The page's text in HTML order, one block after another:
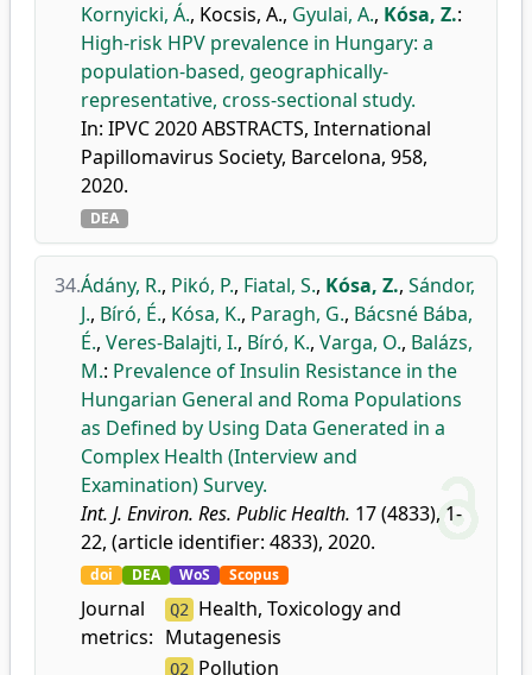
Kornyicki, Á., Kocsis, A., Gyulai, A., Kósa, Z.:
High-risk HPV prevalence in Hungary: a
population-based, geographically-
representative, cross-sectional study.
In: IPVC 2020 ABSTRACTS, International
Papillomavirus Society, Barcelona, 958,
2020.
DEA
34.Ádány, R., Pikó, P., Fiatal, S., Kósa, Z., Sándor,
J., Bíró, É., Kósa, K., Paragh, G., Bácsné Bába,
É., Veres-Balajti, I., Bíró, K., Varga, O., Balázs,
M.: Prevalence of Insulin Resistance in the
Hungarian General and Roma Populations
as Defined by Using Data Generated in a
Complex Health (Interview and
Examination) Survey.
Int. J. Environ. Res. Public Health. 17 (4833), 1-
22, (article identifier: 4833), 2020.
doi DEA WoS Scopus
Journal
metrics:
Q2
Health, Toxicology and
Mutagenesis
Q2 Pollution